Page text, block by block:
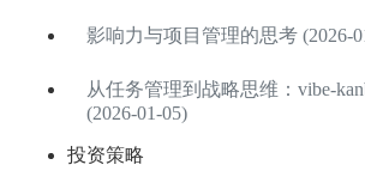
影响力与项目管理的思考 (2026-
从任务管理到战略思维：vibe-
(2026-01-05)
投资策略